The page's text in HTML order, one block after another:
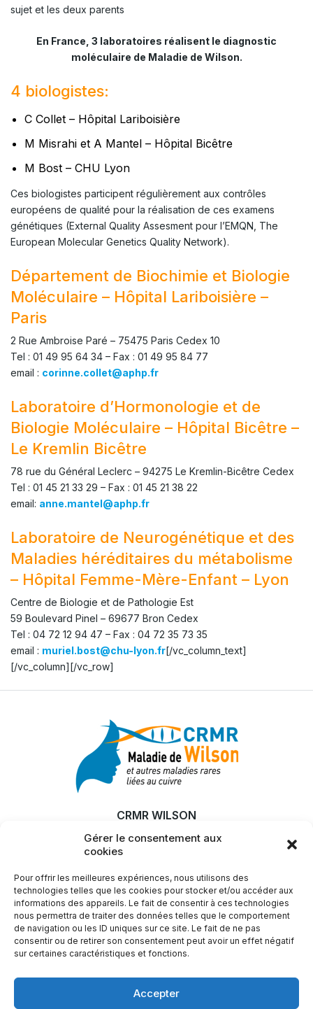
Gérer le consentement aux
cookies
Pour offrir les meilleures expériences, nous utilisons des
technologies telles que les cookies pour stocker et/ou accéder aux
informations des appareils. Le fait de consentir à ces technologies
nous permettra de traiter des données telles que le comportement
de navigation ou les ID uniques sur ce site. Le fait de ne pas
consentir ou de retirer son consentement peut avoir un effet négatif
sur certaines caractéristiques et fonctions.
Accepter
sujet et les deux parents
En France, 3 laboratoires réalisent le diagnostic
moléculaire de Maladie de Wilson.
4 biologistes:
C Collet – Hôpital Lariboisière
M Misrahi et A Mantel – Hôpital Bicêtre
M Bost – CHU Lyon
Ces biologistes participent régulièrement aux contrôles
européens de qualité pour la réalisation de ces examens
génétiques (External Quality Assesment pour l’EMQN, The
European Molecular Genetics Quality Network).
Département de Biochimie et Biologie
Moléculaire – Hôpital Lariboisière –
Paris
2 Rue Ambroise Paré – 75475 Paris Cedex 10
Tel : 01 49 95 64 34 – Fax : 01 49 95 84 77
email : corinne.collet@aphp.fr
Laboratoire d’Hormonologie et de
Biologie Moléculaire – Hôpital Bicêtre –
Le Kremlin Bicêtre
78 rue du Général Leclerc – 94275 Le Kremlin-Bicêtre Cedex
Tel : 01 45 21 33 29 – Fax : 01 45 21 38 22
email: anne.mantel@aphp.fr
Laboratoire de Neurogénétique et des
Maladies héréditaires du métabolisme
– Hôpital Femme-Mère-Enfant – Lyon
Centre de Biologie et de Pathologie Est
59 Boulevard Pinel – 69677 Bron Cedex
Tel : 04 72 12 94 47 – Fax : 04 72 35 73 35
email : muriel.bost@chu-lyon.fr[/vc_column_text]
[/vc_column][/vc_row]
CRMR WILSON
MALADIE
ACTUALITÉS
SFEMW
LIENS UTILES
Nous contacter